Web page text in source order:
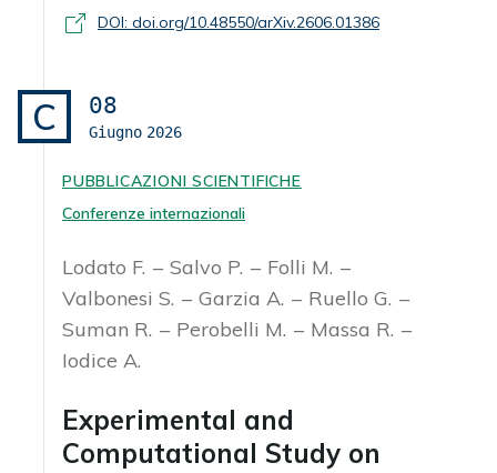
DOI: doi.org/10.48550/arXiv.2606.01386
C 08
Giugno 2026
PUBBLICAZIONI SCIENTIFICHE
Conferenze internazionali
Lodato F. Salvo P.
Folli M.
Valbonesi S.
Garzia A.
Ruello G.
Suman R.
Perobelli M.
Massa R.
Iodice A.
Experimental and
Computational Study on